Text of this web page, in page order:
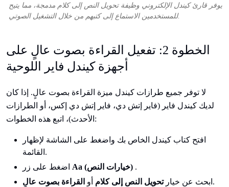
يوفر قارئ كيندل الإلكتروني وظيفة تحويل النص إلى كلام مدمجة، مما يتيح
للمستخدمين الاستماع إلى كتبهم من خلال التشغيل الصوتي.
الخطوة 2: تفعيل القراءة بصوت عالٍ على
أجهزة كيندل فاير اللوحية
لا توفر جميع طرازات كيندل ميزة القراءة بصوت عالٍ. إذا كان
لديك كيندل فاير (فاير إتش دي، فاير إتش دي إكس، أو الطرازات
الأحدث)، اتبع هذه الخطوات:
افتح كتاب كيندل الخاص بك واضغط على الشاشة لإظهار
القائمة.
Aa (خيارات النص) .
ابحث عن خيارتحويل النص إلى كلام أو القراءة بصوت عالٍ
.